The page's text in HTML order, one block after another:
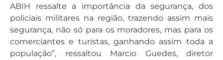
ABIH ressalte a importância da segurança, dos
policiais militares na região, trazendo assim mais
segurança, não só para os moradores, mas para os
comerciantes e turistas, ganhando assim toda a
população”, ressaltou Marcio Guedes, diretor